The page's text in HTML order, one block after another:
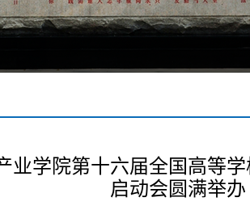
业学院第十六届全国高等
启动会圆满举办